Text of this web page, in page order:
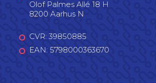
Olof Palmes Allé 18 H
8200 Aarhus N
CVR: 39850885
EAN: 5798000363670